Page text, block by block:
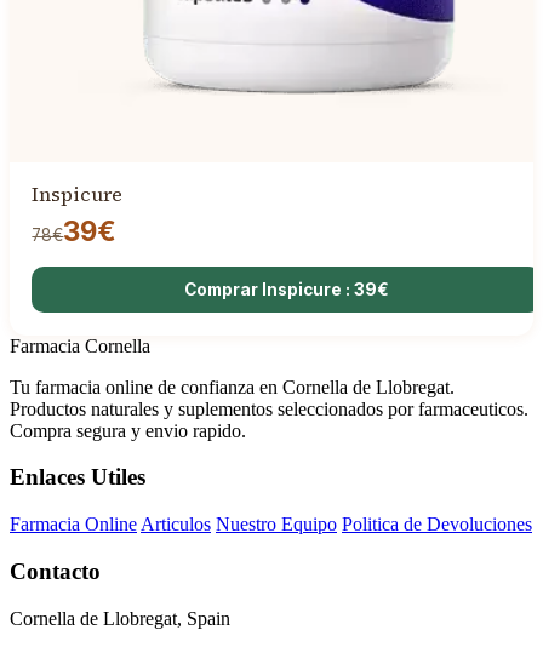
Inspicure
78€39€
Comprar Inspicure : 39€
Farmacia Cornella
Tu farmacia online de confianza en Cornella de Llobregat.
Productos naturales y suplementos seleccionados por farmaceuticos.
Compra segura y envio rapido.
Enlaces Utiles
Farmacia Online Articulos Nuestro Equipo Politica de Devoluciones
Contacto
Cornella de Llobregat, Spain